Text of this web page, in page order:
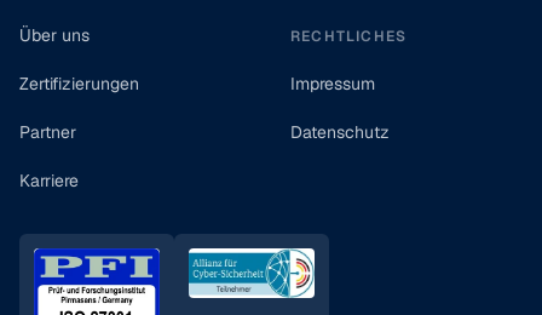
Über uns
Zertifizierungen
Partner
Karriere
RECHTLICHES
Impressum
Datenschutz